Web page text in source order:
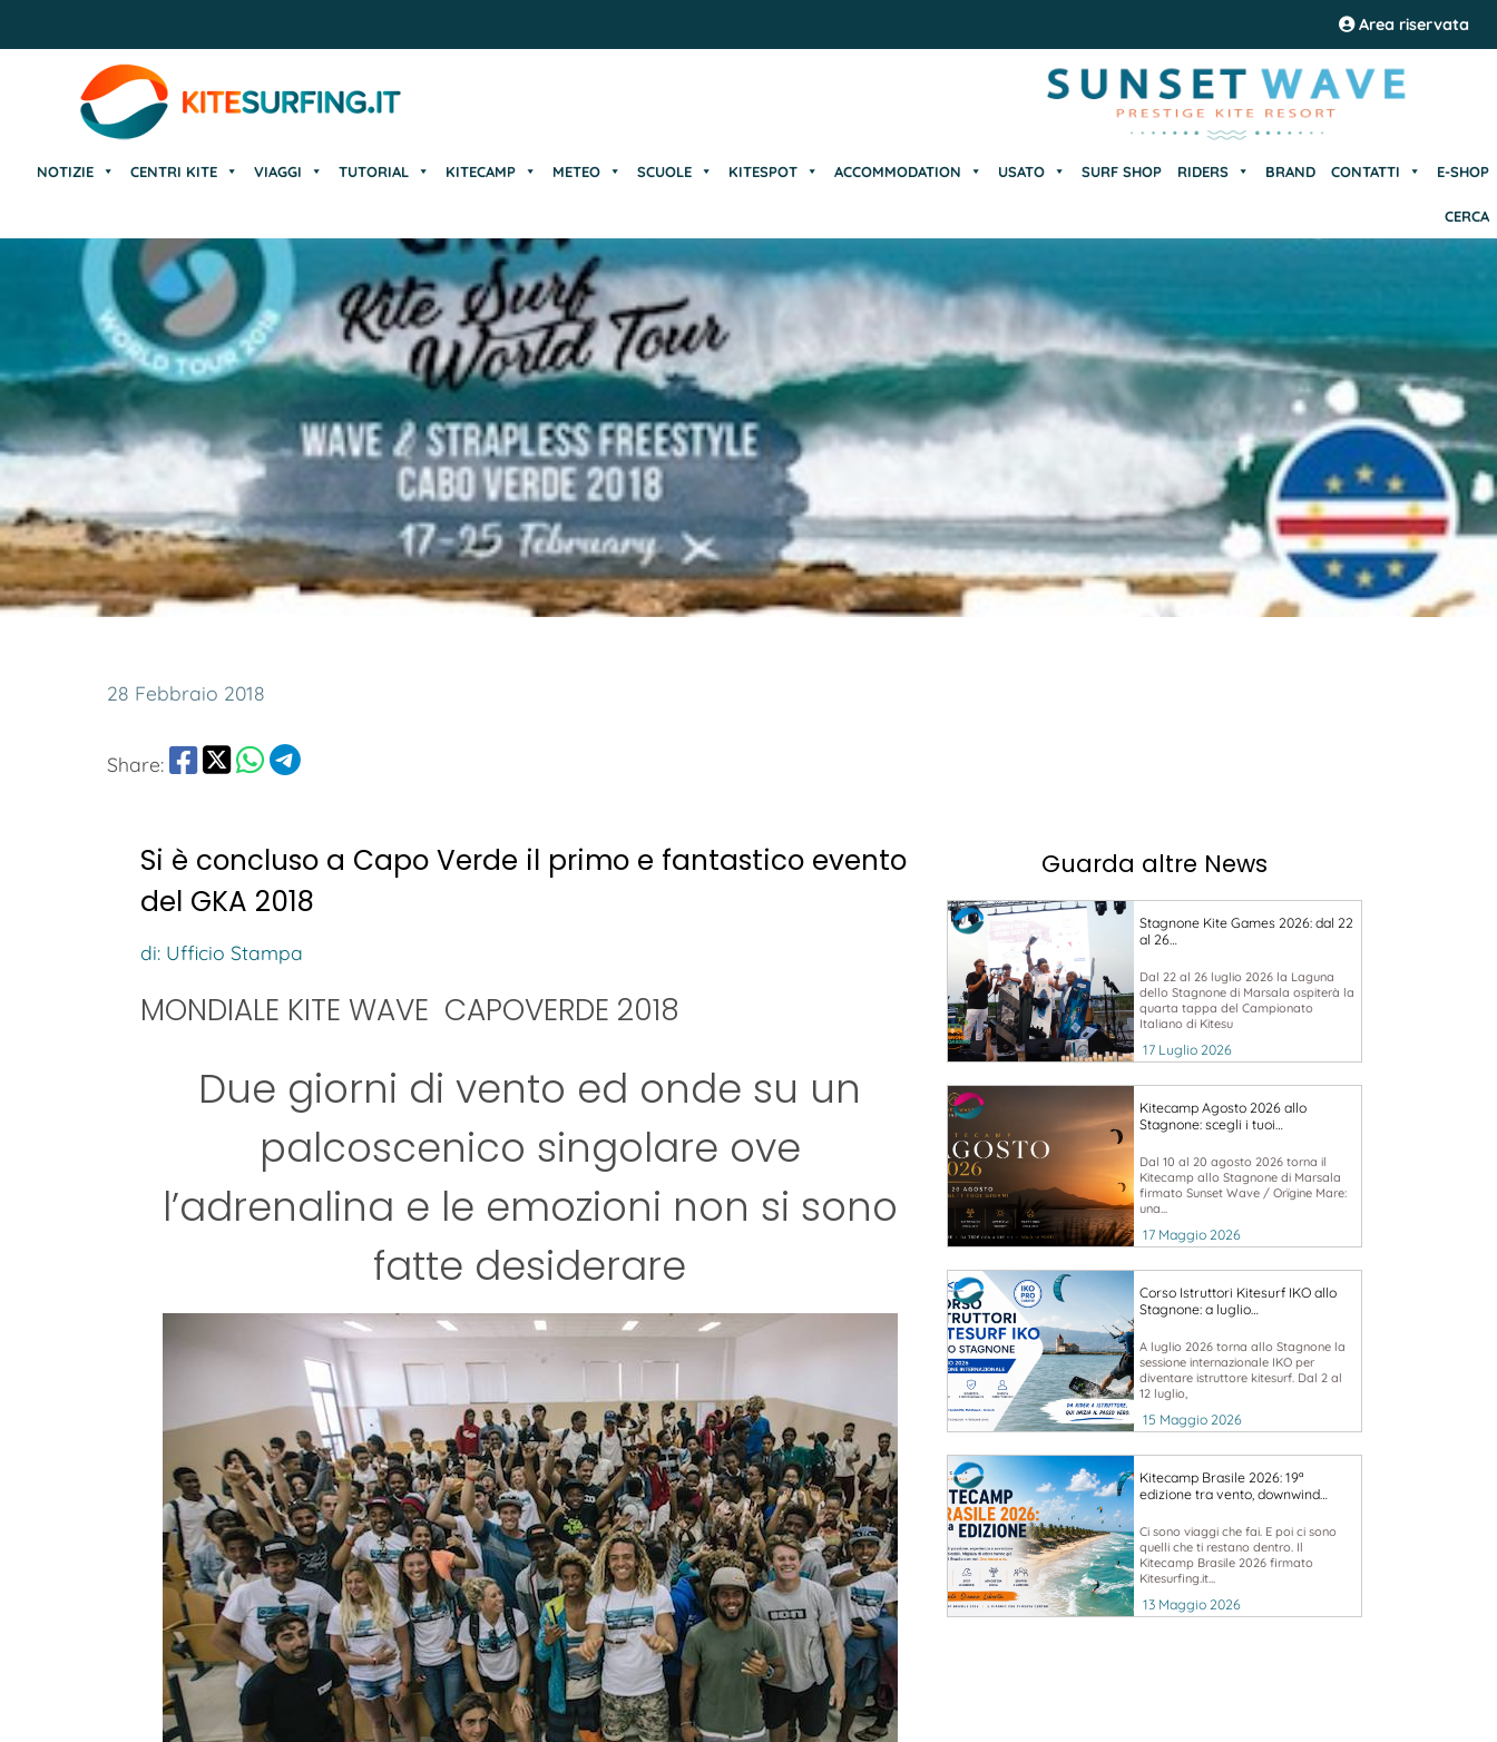
Area riservata
NOTIZIE CENTRI KITE VIAGGI TUTORIAL KITECAMP METEO SCUOLE KITESPOT ACCOMMODATION USATO SURF SHOP RIDERS BRAND CONTATTI E-SHOP
CERCA
28 Febbraio 2018
Share:
Si è concluso a Capo Verde il primo e fantastico evento
del GKA 2018
di: Ufficio Stampa
MONDIALE KITE WAVE CAPOVERDE 2018
Due giorni di vento ed onde su un
palcoscenico singolare ove
l’adrenalina e le emozioni non si sono
fatte desiderare
Guarda altre News
Stagnone Kite Games 2026: dal 22
al 26…
Dal 22 al 26 luglio 2026 la Laguna
dello Stagnone di Marsala ospiterà la
quarta tappa del Campionato
Italiano di Kitesu
17 Luglio 2026
Kitecamp Agosto 2026 allo
Stagnone: scegli i tuoi…
Dal 10 al 20 agosto 2026 torna il
Kitecamp allo Stagnone di Marsala
firmato Sunset Wave / Orïgine Mare:
una...
17 Maggio 2026
Corso Istruttori Kitesurf IKO allo
Stagnone: a luglio…
A luglio 2026 torna allo Stagnone la
sessione internazionale IKO per
diventare istruttore kitesurf. Dal 2 al
12 luglio,
15 Maggio 2026
Kitecamp Brasile 2026: 19ª
edizione tra vento, downwind…
Ci sono viaggi che fai. E poi ci sono
quelli che ti restano dentro. Il
Kitecamp Brasile 2026 firmato
Kitesurfing.it...
13 Maggio 2026